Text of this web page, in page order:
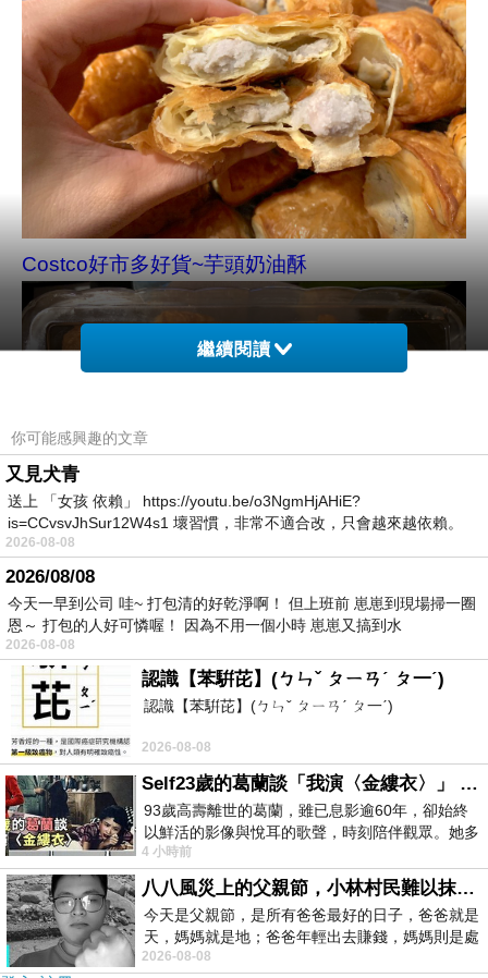
Costco好市多好貨~芋頭奶油酥
品項
我承認之前沒有跟風寫芋頭奶油酥，實在有點小
遜，但我真的不愛跟風寫文。因為我覺得為了一
盒芋頭奶油酥還要叫Richard去搶購，這真的太
瘋狂了。現在也有許多麵包店紛紛推出芋頭可
頌，我曾在好奇心的驅使下在永和頂溪站附近的
一間麵包店買過一次。只是我覺得芋頭餡太少，
我也就沒再購買過了。
繼續閱讀
你可能感興趣的文章
又見犬青
送上 「女孩 依賴」 https://youtu.be/o3NgmHjAHiE?
is=CCvsvJhSur12W4s1 壞習慣，非常不適合改，只會越來越依賴。
我害怕的
2026-08-08
2026/08/08
今天一早到公司 哇~ 打包清的好乾淨啊！ 但上班前 崽崽到現場掃一圈
恩～ 打包的人好可憐喔！ 因為不用一個小時 崽崽又搞到水
2026-08-08
認識【苯騈芘】(ㄅㄣˇ ㄆㄧㄢˊ ㄆ一ˊ)
認識【苯騈芘】(ㄅㄣˇ ㄆㄧㄢˊ ㄆ一ˊ)
2026-08-08
Self23歲的葛蘭談「我演〈金縷衣〉」 #戀上老電影 #粟子 #葛蘭
93歲高壽離世的葛蘭，雖已息影逾60年，卻始終
以鮮活的影像與悅耳的歌聲，時刻陪伴觀眾。她多
才多藝、陽光開朗的形象，不僅保留在電影
4 小時前
八八風災上的父親節，小林村民難以抹滅的痛
今天是父親節，是所有爸爸最好的日子，爸爸就是
天，媽媽就是地；爸爸年輕出去賺錢，媽媽則是處
理家務，職業不分高低貴賤，只有人品才
2026-08-08